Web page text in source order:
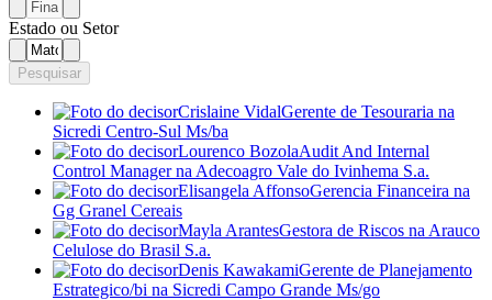
Estado ou Setor
Pesquisar
Crislaine VidalGerente de Tesouraria na
Sicredi Centro-Sul Ms/ba
Lourenco BozolaAudit And Internal
Control Managerna Adecoagro Vale do Ivinhema S.a.
Elisangela AffonsoGerencia Financeira na
Gg Granel Cereais
Mayla ArantesGestora de Riscos na Arauco
Celulose do Brasil S.a.
Denis KawakamiGerente de Planejamento
Estrategico/bi na Sicredi Campo Grande Ms/go